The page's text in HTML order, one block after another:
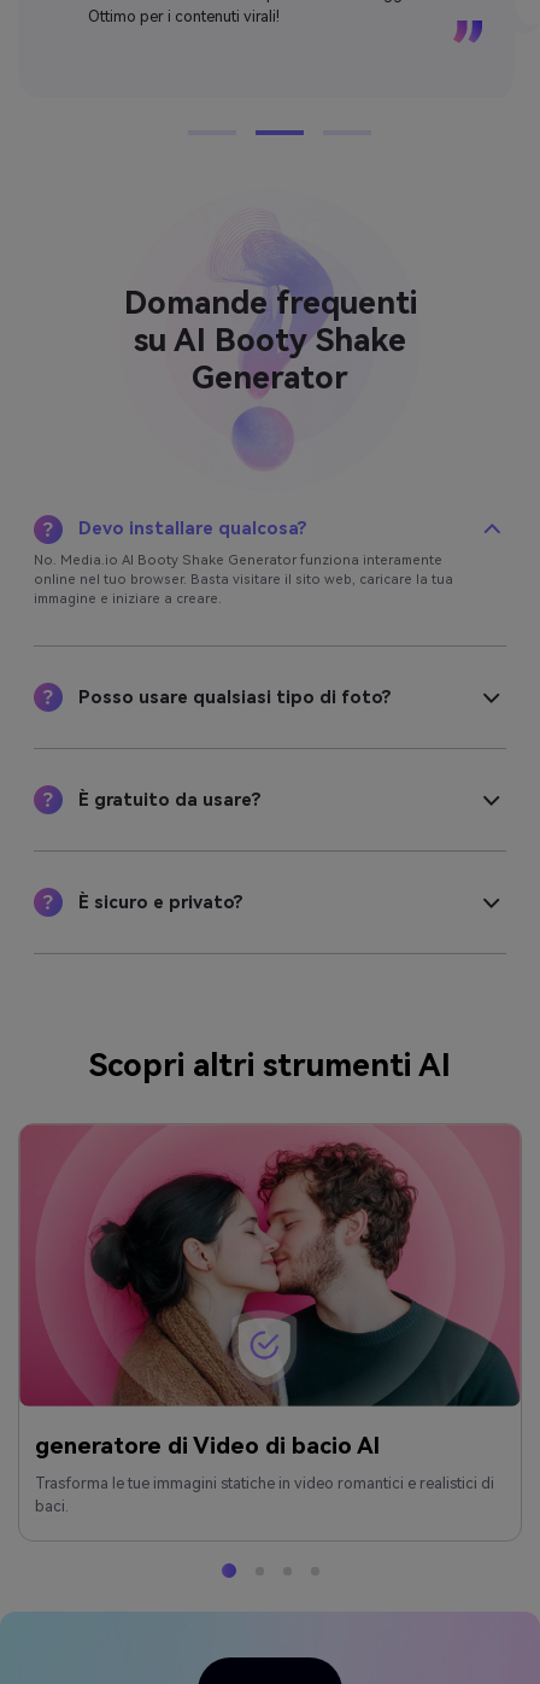
Ottimo per i contenuti virali!
Domande frequenti
su AI Booty Shake
Generator
Devo installare qualcosa?
No. Media.io AI Booty Shake Generator funziona interamente
online nel tuo browser. Basta visitare il sito web, caricare la tua
immagine e iniziare a creare.
Posso usare qualsiasi tipo di foto?
È gratuito da usare?
È sicuro e privato?
Scopri altri strumenti AI
generatore di Video di bacio AI
Trasforma le tue immagini statiche in video romantici e realistici di
baci.